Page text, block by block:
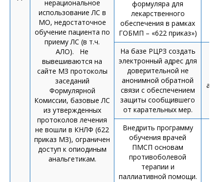
нерациональное
использование ЛС в
МО, недостаточное
обучение пациента по
приему ЛС (в т.ч.
АЛО). Не
вывешиваются на
сайте МЗ протоколы
заседаний
Формулярной
Комиссии, базовые ЛС
из утвержденных
протоколов лечения
не вошли в КНЛФ (622
приказ МЗ), ограничен
доступ к опиодиным
анальгетикам.
формуляра для
лекарственного
обеспечения в рамках
ГОБМП – «622 приказ»)
На базе РЦРЗ создать
электронный адрес для
доверительной не
анонимной обратной
связи с обеспечением
защиты сообщившего
от карательных мер.
Внедрить программу
обучения врачей
ПМСП основам
противоболевой
терапии и
паллиативной помощи.